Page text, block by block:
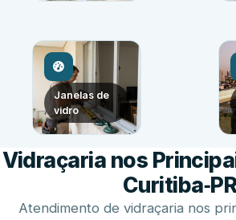
Janelas de
vidro
Vidraçaria nos
Curitiba‑PR
Atendimento de vidraçaria nos